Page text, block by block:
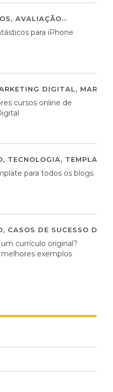
, AVALIAÇÃO
para iPhone
DIGITAL,
cursos online de
, TECNOLOGIA,
para todos os blogs
, CASOS DE SUCESSO DE
currículo original?
exemplos